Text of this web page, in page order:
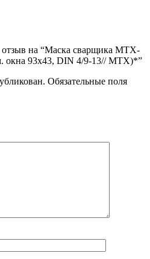
отзыв на “Маска сварщика MTX-
окна 93х43, DIN 4/9-13// MTX)*”
Обязательные поля